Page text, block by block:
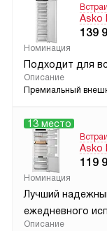
Asko
139
Номинация
Подходит для
Описание
Премиальный
13 место
Asko
119
Номинация
Лучший
ежедневного
Описание